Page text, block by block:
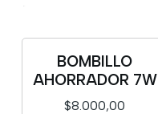
BOMBILLO
AHORRADOR 7W
$8.000,00